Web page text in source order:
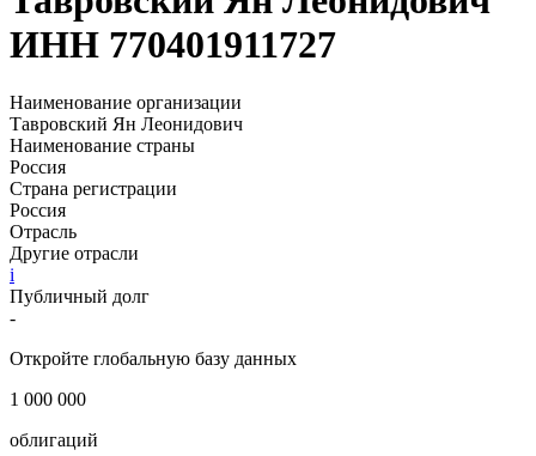
ИНН 770401911727
Наименование организации
Тавровский Ян Леонидович
Наименование страны
Россия
Страна регистрации
Россия
i
-
Откройте глобальную базу данных